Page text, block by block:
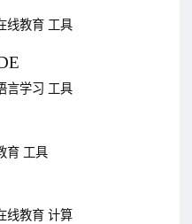
线教育 工具
言学习 工具
育 工具
线教育 计算